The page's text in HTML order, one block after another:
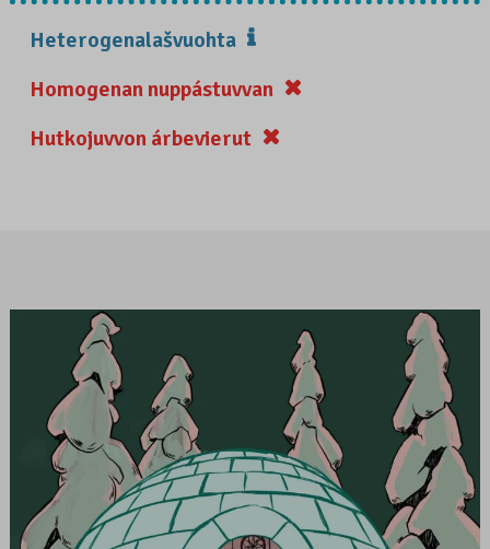
Heterogenalašvuohta
Homogenan nuppástuvvan
Hutkojuvvon árbevierut